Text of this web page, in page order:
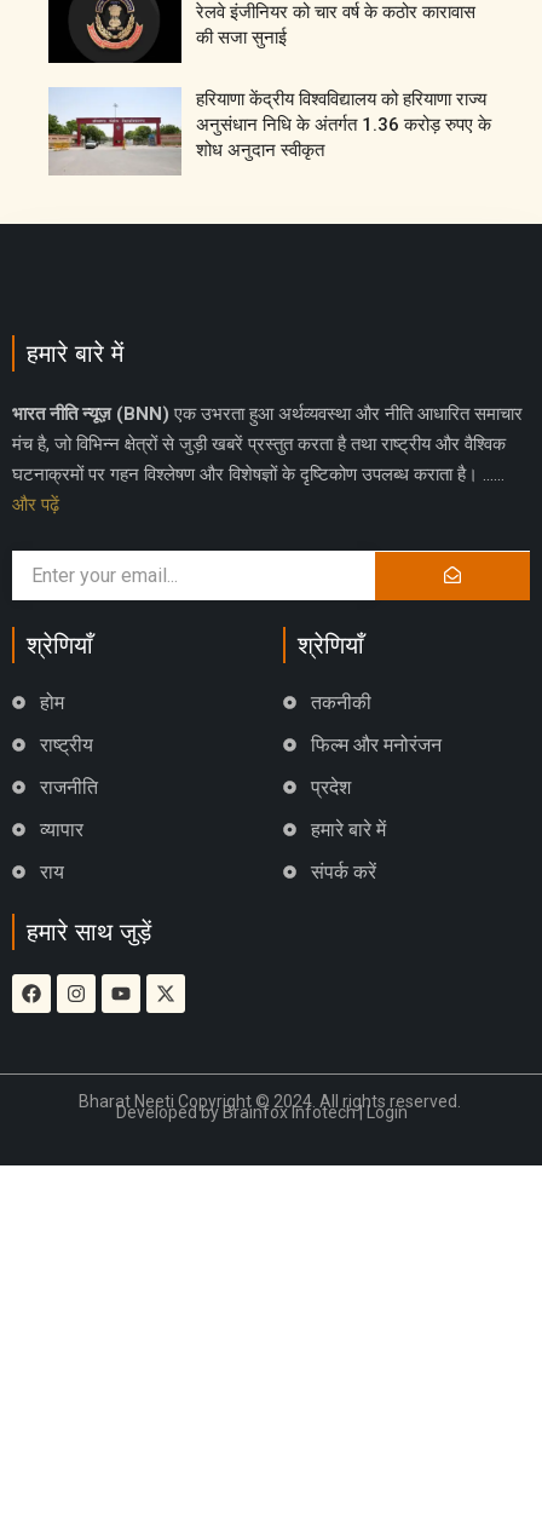
रेलवे इंजीनियर को चार वर्ष के कठोर कारावास
की सजा सुनाई
हरियाणा केंद्रीय विश्वविद्यालय को हरियाणा राज्य
अनुसंधान निधि के अंतर्गत 1.36 करोड़ रुपए के
शोध अनुदान स्वीकृत
हमारे बारे में
भारत नीति न्यूज़ (BNN) एक उभरता हुआ अर्थव्यवस्था और नीति आधारित समाचार
मंच है, जो विभिन्न क्षेत्रों से जुड़ी खबरें प्रस्तुत करता है तथा राष्ट्रीय और वैश्विक
घटनाक्रमों पर गहन विश्लेषण और विशेषज्ञों के दृष्टिकोण उपलब्ध कराता है। ……
और पढ़ें
श्रेणियाँ
होम
राष्ट्रीय
राजनीति
व्यापार
राय
श्रेणियाँ
तकनीकी
फिल्म और मनोरंजन
प्रदेश
हमारे बारे में
संपर्क करें
हमारे साथ जुड़ें
Bharat Neeti Copyright © 2024. All rights reserved.
Developed by Brainfox Infotech| Login